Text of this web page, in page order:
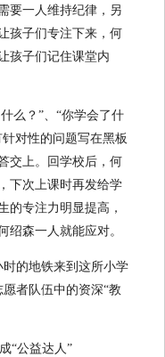
要一人维持纪律，另
孩子们专注下来，何
孩子们记住课堂内
么？”、“你学会了什
对性的问题写在黑板
交上。回学校后，何
下次上课时再发给学
的专注力明显提高，
绍森一人就能应对。
的地铁来到这所小学
者队伍中的资深“教